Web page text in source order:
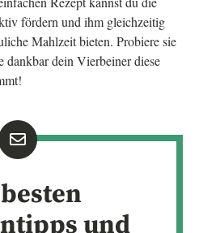
fördern und ihm gleichzeitig
Mahlzeit bieten. Probiere sie
dankbar dein Vierbeiner diese
und